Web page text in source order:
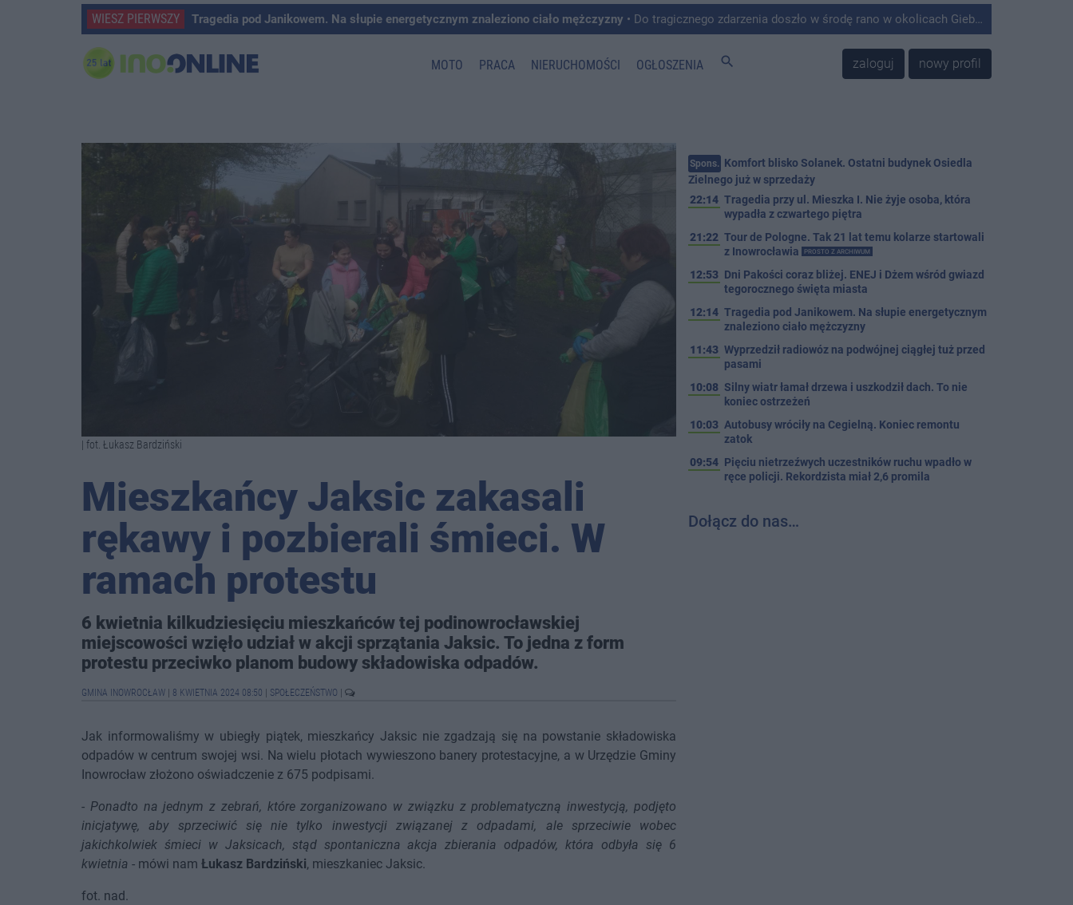
WIESZ PIERWSZY Tragedia pod Janikowem. Na słupie energetycznym znaleziono ciało mężczyzny • Do tragicznego zdarzenia doszło w środę rano w okolicach Giebni koło Janikowa. Wówczas na słupie energetycznym odnaleziono ciało mężczyzny.
MOTO PRACA NIERUCHOMOŚCI OGŁOSZENIA search zaloguj nowy profil
| fot. Łukasz Bardziński
Mieszkańcy Jaksic zakasali
rękawy i pozbierali śmieci. W
ramach protestu
6 kwietnia kilkudziesięciu mieszkańców tej podinowrocławskiej
miejscowości wzięło udział w akcji sprzątania Jaksic. To jedna z form
protestu przeciwko planom budowy składowiska odpadów.
GMINA INOWROCŁAW 8 KWIETNIA 2024 08:50 SPOŁECZEŃSTWO
Jak informowaliśmy w ubiegły piątek, mieszkańcy Jaksic nie zgadzają się na powstanie składowiska
odpadów w centrum swojej wsi. Na wielu płotach wywieszono banery protestacyjne, a w Urzędzie Gminy
Inowrocław złożono oświadczenie z 675 podpisami.
- Ponadto na jednym z zebrań, które zorganizowano w związku z problematyczną inwestycją, podjęto
inicjatywę, aby sprzeciwić się nie tylko inwestycji związanej z odpadami, ale sprzeciwie wobec
jakichkolwiek śmieci w Jaksicach, stąd spontaniczna akcja zbierania odpadów, która odbyła się 6
kwietnia - mówi nam Łukasz Bardziński, mieszkaniec Jaksic.
fot. nad.
Spons. Komfort blisko Solanek. Ostatni budynek Osiedla
Zielnego już w sprzedaży
22:14 Tragedia przy ul. Mieszka I. Nie żyje osoba, która
wypadła z czwartego piętra
21:22 Tour de Pologne. Tak 21 lat temu kolarze startowali
z Inowrocławia
PROSTO Z ARCHIWUM
12:53 Dni Pakości coraz bliżej. ENEJ i Dżem wśród gwiazd
tegorocznego święta miasta
12:14 Tragedia pod Janikowem. Na słupie energetycznym
znaleziono ciało mężczyzny
11:43 Wyprzedził radiowóz na podwójnej ciągłej tuż przed
pasami
10:08 Silny wiatr łamał drzewa i uszkodził dach. To nie
koniec ostrzeżeń
10:03 Autobusy wróciły na Cegielną. Koniec remontu
zatok
09:54 Pięciu nietrzeźwych uczestników ruchu wpadło w
ręce policji. Rekordzista miał 2,6 promila
Dołącz do nas…